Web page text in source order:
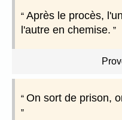
Après le procès,
l'autre en chemise.
On sort de prison,